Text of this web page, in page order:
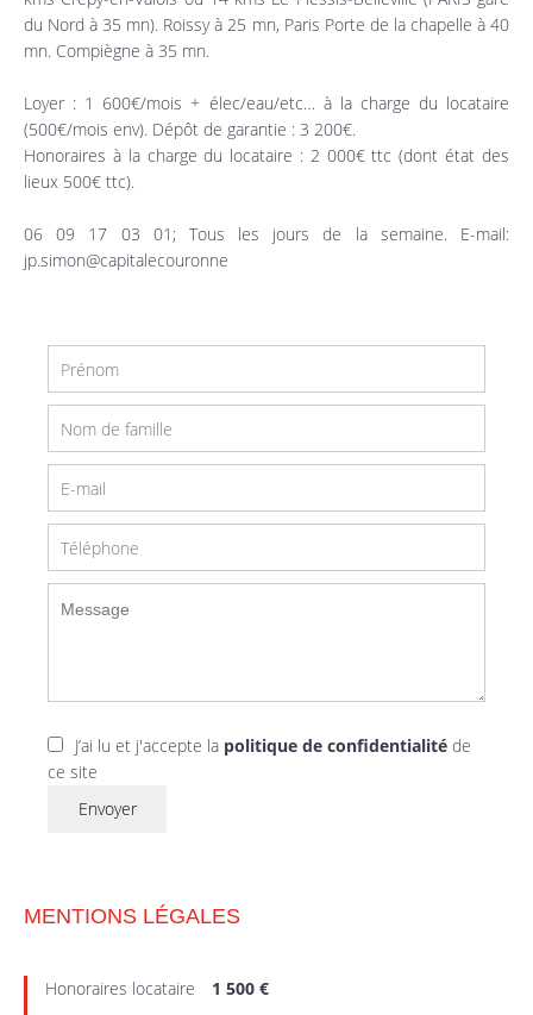
du Nord à 35 mn). Roissy à 25 mn, Paris Porte de la chapelle à 40
mn. Compiègne à 35 mn.
Loyer : 1 600€/mois + élec/eau/etc… à la charge du locataire
(500€/mois env). Dépôt de garantie : 3 200€.
Honoraires à la charge du locataire : 2 000€ ttc (dont état des
lieux 500€ ttc).
06 09 17 03 01; Tous les jours de la semaine. E-mail:
jp.simon@capitalecouronne
J’ai lu et j'accepte la politique de confidentialité de
ce site
Envoyer
MENTIONS LÉGALES
Honoraires locataire 1 500 €